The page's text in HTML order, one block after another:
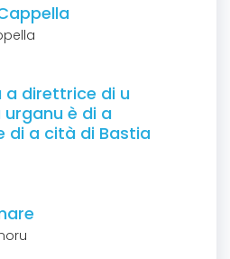
a direttrice di u
è di a
di a cità di Bastia